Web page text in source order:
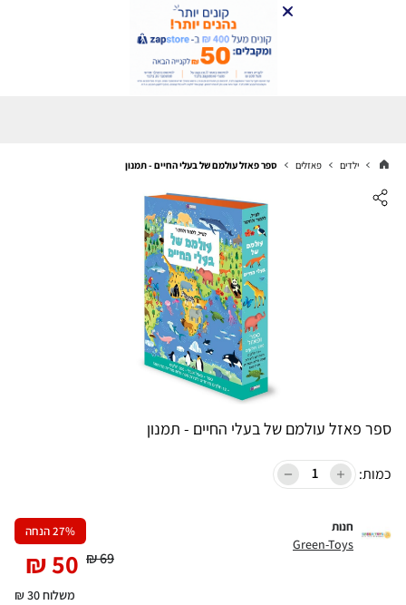
ילדים פאזלים ספר פאזל עולמם של בעלי החיים - תמנון
ספר פאזל עולמם של בעלי החיים - תמנון
כמות:
חנות
Green-Toys
27% הנחה
69
₪
50
₪
משלוח 30 ₪